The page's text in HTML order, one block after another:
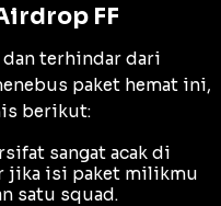
FF
dan terhindar dari
paket hemat ini,
berikut:
sangat acak di
jika isi paket milikmu
satu squad.